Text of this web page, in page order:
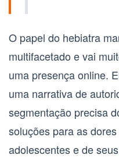
O papel do hebiatra
multifacetado e vai
uma presença online.
uma narrativa de
segmentação precisa
soluções para as
adolescentes e de